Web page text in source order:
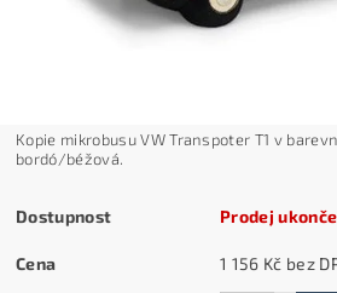
Kopie mikrobusu VW Transpoter T1 v
bordó/béžová.
Dostupnost Prodej
Cena 1 156 Kč bez